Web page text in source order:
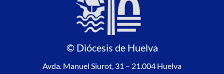
© Diócesis de Huelva
Avda. Manuel Siurot, 31 – 21.004 Huelva